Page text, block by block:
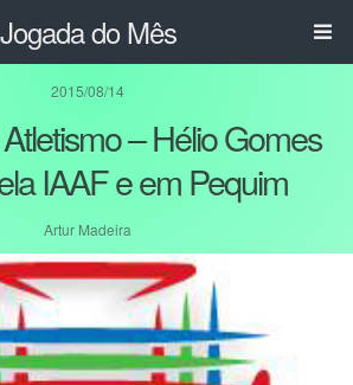
Jogada do Mês
2015/08/14
– Hélio Gomes
IAAF e em Pequim
Artur Madeira